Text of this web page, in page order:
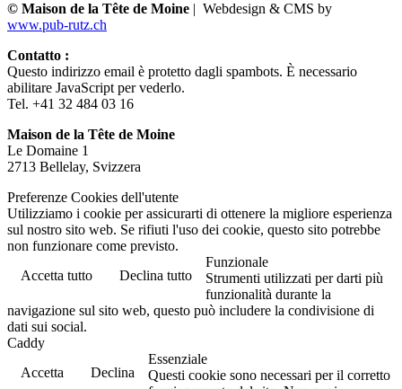
© Maison de la Tête de Moine | Webdesign & CMS by
www.pub-rutz.ch
Contatto :
Questo indirizzo email è protetto dagli spambots. È necessario
abilitare JavaScript per vederlo.
Tel. +41 32 484 03 16
Maison de la Tête de Moine
Le Domaine 1
2713 Bellelay, Svizzera
Preferenze Cookies dell'utente
Utilizziamo i cookie per assicurarti di ottenere la migliore esperienza
sul nostro sito web. Se rifiuti l'uso dei cookie, questo sito potrebbe
non funzionare come previsto.
Accetta tutto
Declina tutto
Funzionale
Strumenti utilizzati per darti più
funzionalità durante la
navigazione sul sito web, questo può includere la condivisione di
dati sui social.
Caddy
Accetta
Declina
Essenziale
Questi cookie sono necessari per il corretto